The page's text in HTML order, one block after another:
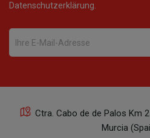
Datenschutzerklärung.
Ctra. Cabo de de Palos Km
Murcia